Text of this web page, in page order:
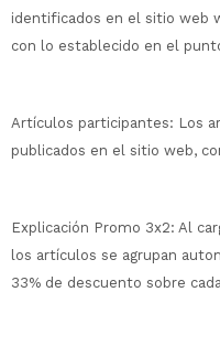
identificados en el sitio web
con lo establecido en el
Artículos participantes: Los
publicados en el sitio web,
Explicación Promo 3x2: Al
los artículos se agrupan
33% de descuento sobre